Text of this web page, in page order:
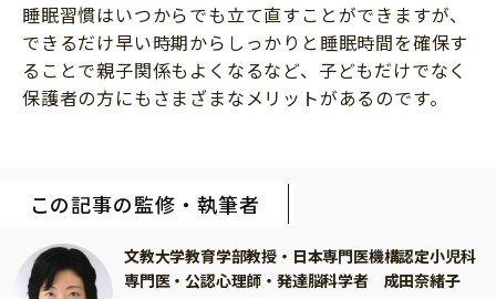
睡眠習慣はいつからでも立て直すことができますが、
できるだけ早い時期からしっかりと睡眠時間を確保す
ることで親子関係もよくなるなど、子どもだけでなく
保護者の方にもさまざまなメリットがあるのです。
この記事の監修・執筆者
⽂教⼤学教育学部教授・⽇本専⾨医機構認定⼩児科
専⾨医・公認⼼理師・発達脳科学者 成田奈緒子